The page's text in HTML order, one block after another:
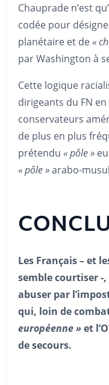
Chauprade n’est
codée pour
planétaire et de«
par Washington à
Cette logique
dirigeants du FN
conservateurs
de plus en plus
prétendu « pôle »
« pôle »arabo-
Les Français – et
semble courtiser -
abuser par
qui, loin de
européenne »et
de secours.